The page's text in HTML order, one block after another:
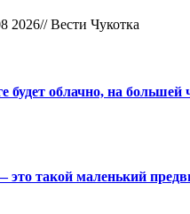
2026//Вести Чукотка
будет облачно, на
это такой маленький